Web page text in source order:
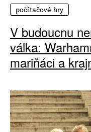
počítačové hry
V budoucnu
válka:
mariňáci a